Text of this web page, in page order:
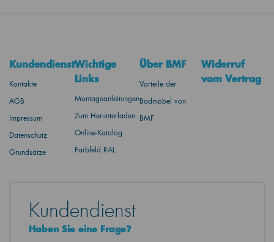
Kundendienst
Kontakte
AGB
Impressum
Datenschutz
Grundsätze
Wichtige
Links
Montageanleitungen
Zum Herunterladen
Online-Katalog
Farbfeld RAL
Über BMF
Vorteile der
Badmöbel von
BMF
Widerruf
vom Vertrag
Kundendienst
Haben Sie eine Frage?